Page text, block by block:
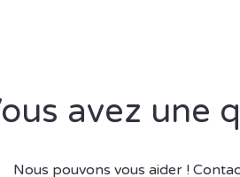
avez une
Nous pouvons vous aider !